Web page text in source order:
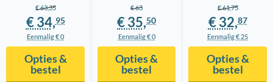
€ 63,35
€ 34,95
Eenmalig € 0
Opties &
bestel
€ 63
€ 35,50
Eenmalig € 0
Opties &
bestel
€ 61,75
€ 32,87
Eenmalig € 25
Opties &
bestel